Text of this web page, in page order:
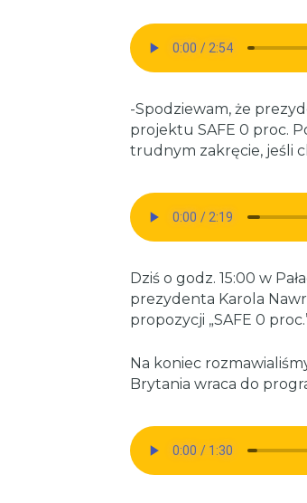
-Spodziewam, że
projektu SAFE 0 proc.
trudnym zakręcie, jeśli
Dziś o godz. 15:00 w
prezydenta Karola
propozycji „SAFE 0
Na koniec
Brytania wraca do